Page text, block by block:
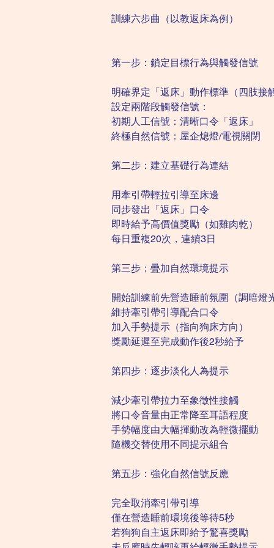
訓練六步曲（以教返床為例）
第一步：鎖定目標行為與觸發信號
明確界定「返床」動作標準（四肢接
設定兩階段觸發信號：
初期人工信號：清晰口令「返床」
終極自然信號：屋企熄燈/電視關閉
第二步：建立基礎行為連結
用牽引帶輕拉引導至床邊
同步發出「返床」口令
即時給予高價值獎勵（如雞肉乾）
每日重複20次，連續3日
第三步：疊加自然環境提示
開始訓練前先營造睡前氛圍（調暗燈
維持牽引帶引導配合口令
加入手勢提示（指向狗床方向）
獎勵延遲至完成動作後2秒給予
第四步：逐步淡化人為提示
減少牽引帶拉力至象徵性接觸
將口令音量由正常降至耳語程度
手勢幅度由大幅揮動改為輕微擺動
隨機交替使用不同提示組合
第五步：強化自然信號反應
完全取消牽引帶引導
僅在營造睡前環境後等待5秒
若狗狗自主返床即給予驚喜獎勵